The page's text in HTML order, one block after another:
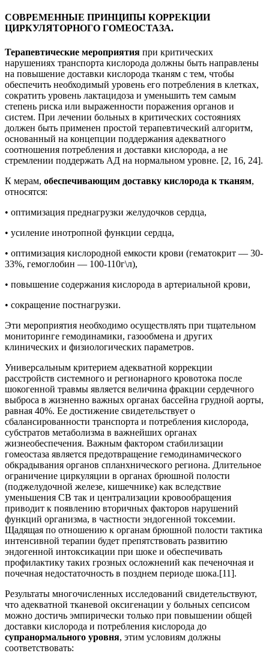
СОВРЕМЕННЫЕ ПРИНЦИПЫ КОРРЕКЦИИ
ЦИРКУЛЯТОРНОГО ГОМЕОСТАЗА.
Терапевтические мероприятия при критических
нарушениях транспорта кислорода должны быть направлены
на повышение доставки кислорода тканям с тем, чтобы
обеспечить необходимый уровень его потребления в клетках,
сократить уровень лактацидоза и уменьшить тем самым
степень риска или выраженности поражения органов и
систем. При лечении больных в критических состояниях
должен быть применен простой терапевтический алгоритм,
основанный на концепции поддержания адекватного
соотношения потребления и доставки кислорода, а не
стремлении поддержать АД на нормальном уровне. [2, 16, 24].
К мерам, обеспечивающим доставку кислорода к тканям,
относятся:
• оптимизация преднагрузки желудочков сердца,
• усиление инотропной функции сердца,
• оптимизация кислородной емкости крови (гематокрит — 30-
33%, гемоглобин — 100-110г\л),
• повышение содержания кислорода в артериальной крови,
• сокращение постнагрузки.
Эти мероприятия необходимо осуществлять при тщательном
мониторинге гемодинамики, газообмена и других
клинических и физиологических параметров.
Универсальным критерием адекватной коррекции
расстройств системного и регионарного кровотока после
шокогенной травмы является величина фракции сердечного
выброса в жизненно важных органах бассейна грудной аорты,
равная 40%. Ее достижение свидетельствует о
сбалансированности транспорта и потребления кислорода,
субстратов метаболизма в важнейших органах
жизнеобеспечения. Важным фактором стабилизации
гомеостаза является предотвращение гемодинамического
обкрадывания органов спланхнического региона. Длительное
ограничение циркуляции в органах брюшной полости
(поджелудочной железе, кишечнике) как вследствие
уменьшения СВ так и централизации кровообращения
приводит к появлению вторичных факторов нарушений
функций организма, в частности эндогенной токсемии.
Щадящая по отношению к органам брюшной полости тактика
интенсивной терапии будет препятствовать развитию
эндогенной интоксикации при шоке и обеспечивать
профилактику таких грозных осложнений как печеночная и
почечная недостаточность в позднем периоде шока.[11].
Результаты многочисленных исследований свидетельствуют,
что адекватной тканевой оксигенации у больных сепсисом
можно достичь эмпирически только при повышении общей
доставки кислорода и потребления кислорода до
супранормального уровня, этим условиям должны
соответствовать: